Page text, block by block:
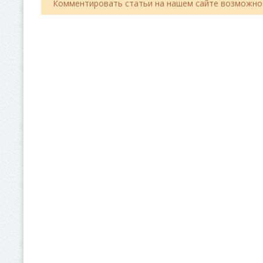
Комментировать статьи на нашем сайте